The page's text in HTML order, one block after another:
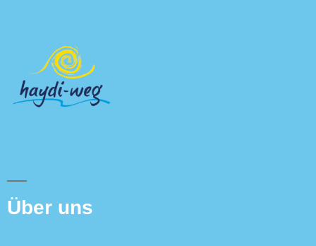
Über uns